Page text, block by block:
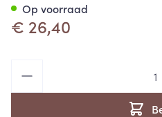
€ 26,40
Op voorraad